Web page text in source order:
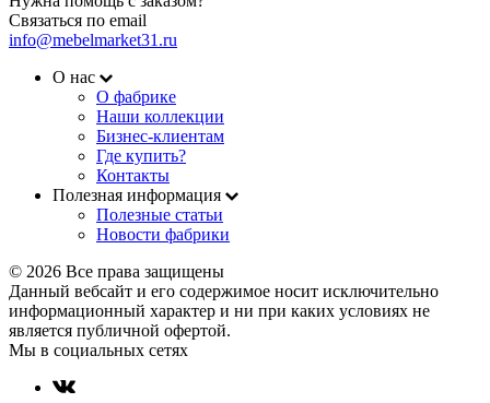
Связаться по email
info@mebelmarket31.ru
О нас
О фабрике
Наши коллекции
Бизнес-клиентам
Где купить?
Контакты
Полезная информация
Полезные статьи
Новости фабрики
© 2026 Все права защищены
Данный вебсайт и его содержимое носит исключительно
информационный характер и ни при каких условиях не
является публичной офертой.
Мы в социальных сетях